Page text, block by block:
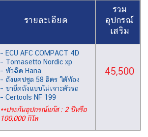
รายละเอียด
รวม
อุปกรณ์
เสริม
– ECU AFC COMPACT 4D
– Tomasetto Nordic xp
– หัวฉีด Hana
– ถังแคปซูล 58 ลิตร ใต้ท้อง
– ขายึดถังแบบไม่เจาะตัวรถ
– Certools NF 199
**ประกันอุปกรณ์แก๊ส : 2 ปีหรือ
100,000 กิโล
45,500